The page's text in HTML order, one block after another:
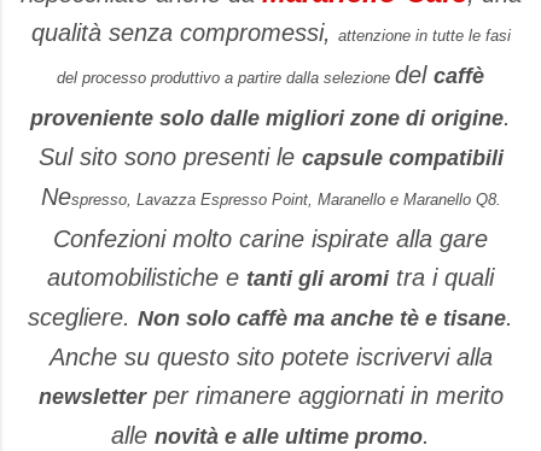
qualità senza compromessi, attenzione in tutte le fasi
del processo produttivo a partire dalla selezione del caffè
proveniente solo dalle migliori zone di origine.
Sul sito sono presenti le capsule compatibili
Nespresso, Lavazza Espresso Point, Maranello e Maranello Q8.
Confezioni molto carine ispirate alla gare
automobilistiche e tanti gli aromitra i quali
scegliere. Non solo caffè ma anche tè e tisane.
Anche su questo sito potete iscrivervi alla
newsletterper rimanere aggiornati in merito
alle novità e alle ultime promo.